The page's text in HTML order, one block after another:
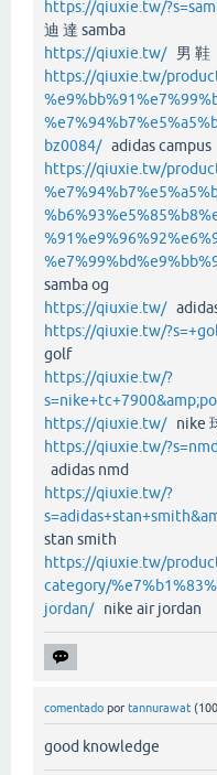
https://qiuxie.tw/
迪 達 samba
https://qiuxie.tw/男 鞋
https://qiuxie.tw/
bz0084/adidas campus
https://qiuxie.tw/
samba og
https://qiuxie.tw/
https://qiuxie.tw/
golf
https://qiuxie.tw/?
https://qiuxie.tw/nike
https://qiuxie.tw/
adidas nmd
https://qiuxie.tw/?
stan smith
https://qiuxie.tw/
category/
jordan/nike air jordan
comentado por tannurawat (100
good knowledge